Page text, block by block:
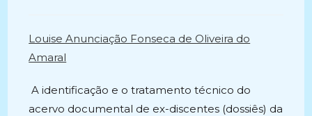
Louise Anunciação Fonseca de Oliveira do
Amaral
A identificação e o tratamento técnico do
acervo documental de ex-discentes (dossiês) da